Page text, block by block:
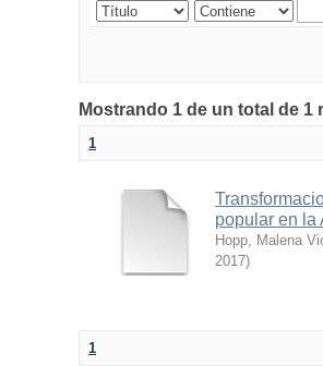
Mostrando 1 de un total de
1
popular en la
Hopp, Malena
2017)
1